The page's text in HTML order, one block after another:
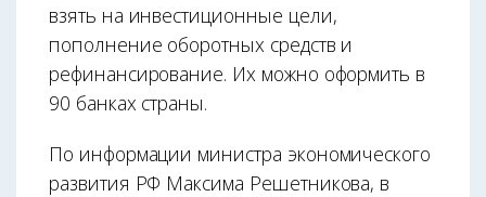
взять на инвестиционные цели,
пополнение оборотных средств и
рефинансирование. Их можно оформить в
90 банках страны.
По информации министра экономического
развития РФ Максима Решетникова, в